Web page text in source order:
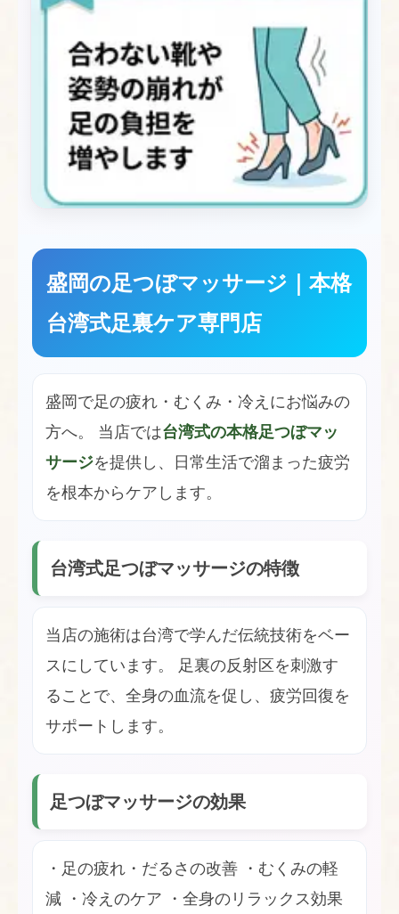
盛岡の足つぼマッサージ｜本格
台湾式足裏ケア専門店
盛岡で足の疲れ・むくみ・冷えにお悩みの
方へ。 当店では台湾式の本格足つぼマッ
サージを提供し、日常生活で溜まった疲労
を根本からケアします。
台湾式足つぼマッサージの特徴
当店の施術は台湾で学んだ伝統技術をベー
スにしています。 足裏の反射区を刺激す
ることで、全身の血流を促し、疲労回復を
サポートします。
足つぼマッサージの効果
・足の疲れ・だるさの改善 ・むくみの軽
減 ・冷えのケア ・全身のリラックス効果